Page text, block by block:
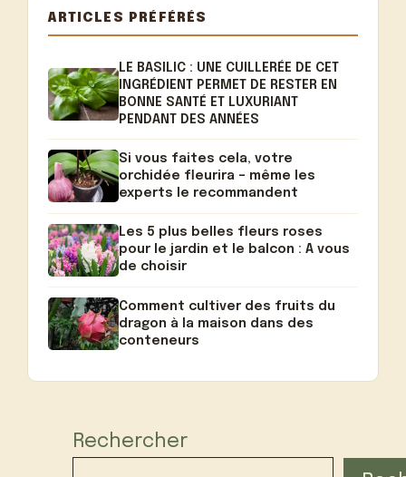
ARTICLES PRÉFÉRÉS
LE BASILIC : UNE CUILLERÉE DE CET
INGRÉDIENT PERMET DE RESTER EN
BONNE SANTÉ ET LUXURIANT
PENDANT DES ANNÉES
Si vous faites cela, votre
orchidée fleurira – même les
experts le recommandent
Les 5 plus belles fleurs roses
pour le jardin et le balcon : A vous
de choisir
Comment cultiver des fruits du
dragon à la maison dans des
conteneurs
Rechercher